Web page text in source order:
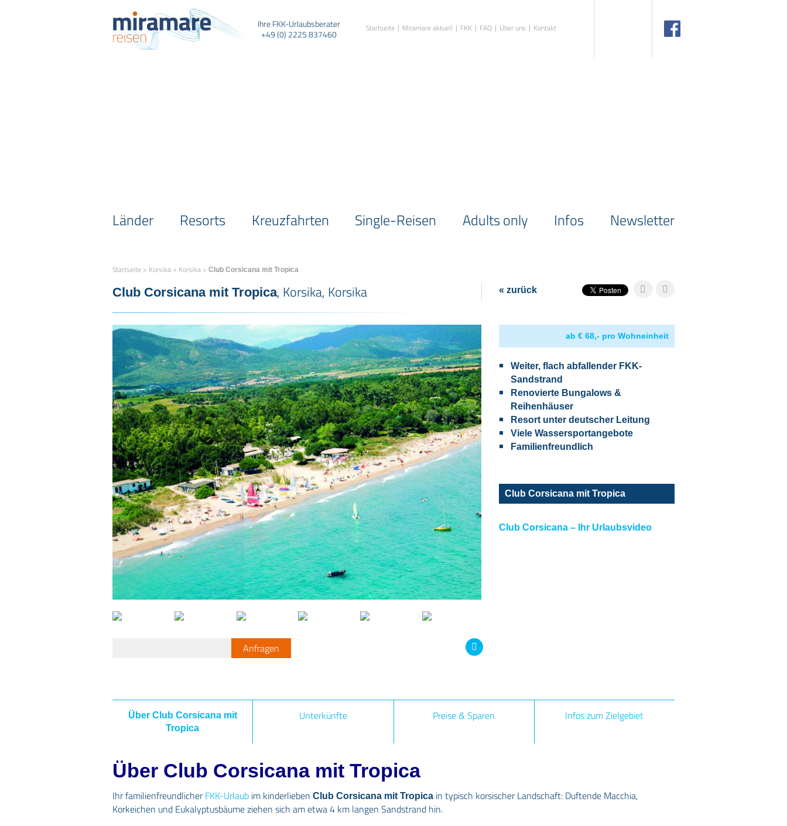
Ihre FKK-Urlaubsberater
+49 (0) 2225 837460
Startseite Miramare aktuell FKK FAQ Über uns Kontakt
Länder Resorts Kreuzfahrten Single-Reisen Adults only Infos Newsletter
Startseite > Korsika > Korsika > Club Corsicana mit Tropica
Club Corsicana mit Tropica, Korsika, Korsika « zurück
Anfragen
ab € 68,- pro Wohneinheit
Weiter, flach abfallender FKK-
Sandstrand
Renovierte Bungalows &
Reihenhäuser
Resort unter deutscher Leitung
Viele Wassersportangebote
Familienfreundlich
Club Corsicana mit Tropica
Club Corsicana – Ihr Urlaubsvideo
Über Club Corsicana mit
Tropica
Unterkünfte Preise & Sparen Infos zum Zielgebiet
Über Club Corsicana mit Tropica
Ihr familienfreundlicherFKK-Urlaub im kinderlieben Club Corsicana mit Tropica in typisch korsischer Landschaft: Duftende Macchia,
Korkeichen und Eukalyptusbäume ziehen sich am etwa 4 km langen Sandstrand hin.